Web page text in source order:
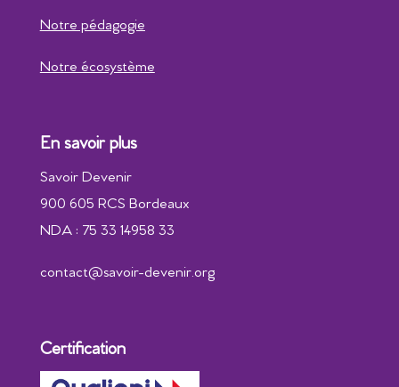
Notre pédagogie
Notre écosystème
En savoir plus
Savoir Devenir
900 605 RCS Bordeaux
NDA : 75 33 14958 33
contact@savoir-devenir.org
Certification